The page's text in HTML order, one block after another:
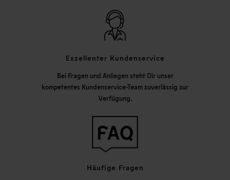
Exzellenter Kundenservice
Bei Fragen und Anliegen steht Dir unser
kompetentes Kundenservice-Team zuverlässig zur
Verfügung.
Häufige Fragen